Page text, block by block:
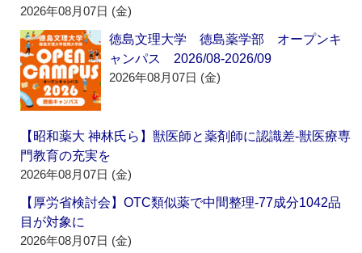
2026年08月07日 (金)
徳島文理大学 徳島薬学部 オープンキ
ャンパス 2026/08-2026/09
2026年08月07日 (金)
【昭和薬大 神林氏ら】獣医師と薬剤師に認識差‐獣医療専
門教育の充実を
2026年08月07日 (金)
【厚労省検討会】OTC類似薬で中間整理‐77成分1042品
目が対象に
2026年08月07日 (金)